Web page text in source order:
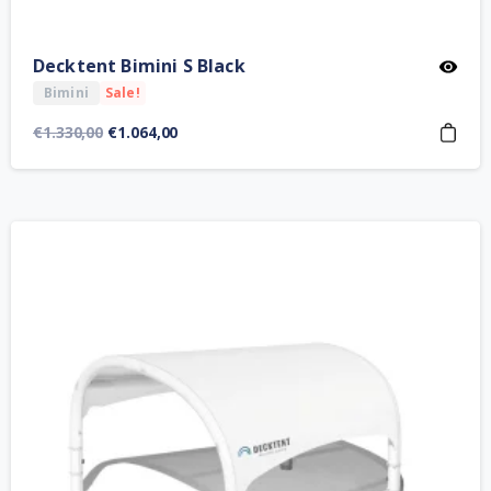
Decktent Bimini S Black
Bimini Sale!
€1.330,00 Orijinal
€1.064,00Şu